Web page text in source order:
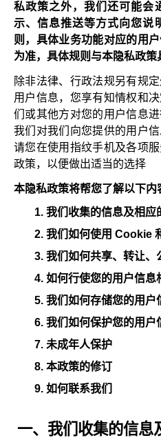
私政策之外，我们还可能会
示、信息推送等方式向您说
则，具体业务功能对应的用
为准，具体规则与本隐私政策
除非法律、行政法规另有规
用户信息，您享有知情权和
们或其他方对您的用户信息
我们对我们向您提供的用户
请您在使用指纹手机及各项
政策，以便做出适当的选择
本隐私政策将帮您了解以下内
我们收集的信息及相应
我们如何使用 Cookie
我们如何共享、转让、
如何行使您的用户信息
我们如何存储您的用户
我们如何保护您的用户
未成年人保护
本政策的修订
如何联系我们
一、我们收集的信息